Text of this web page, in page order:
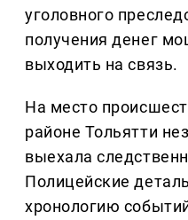
уголовного
получения денег
выходить на связь.
На место
районе Тольятти
выехала
Полицейские
хронологию